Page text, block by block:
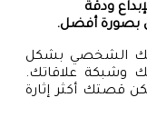
ودقة
بصورة أفضل.
الشخصي بشكل
وشبكة علاقاتك.
قصتك أكثر إثارة